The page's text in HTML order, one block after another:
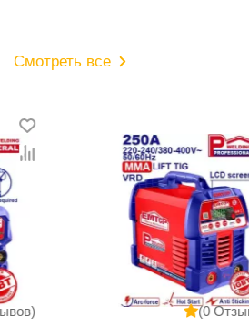
Смотреть все
(0 Отзывов)